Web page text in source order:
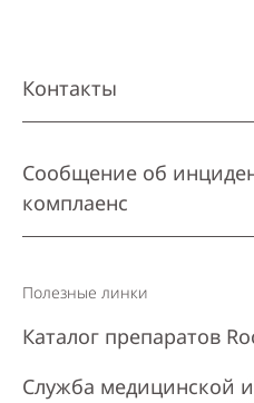
Контакты
Сообщение об
комплаенс
Полезные линки
Каталог препаратов
Служба медицинской